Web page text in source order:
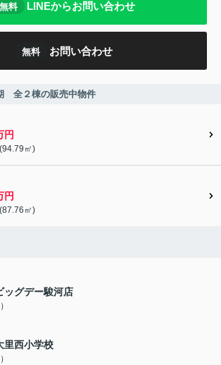
無料 LINEからお問い合わせ
無料 お問い合わせ
全２棟の販売中物件
円
㎡)
円
㎡)
ッグデー駿河店
里西小学校